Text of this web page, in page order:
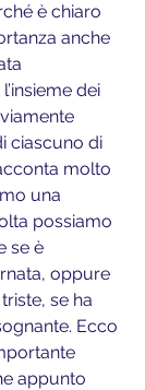
è chiaro
anche
dei
ciascuno di
molto
una
possiamo
se è
oppure
se ha
Ecco
appunto